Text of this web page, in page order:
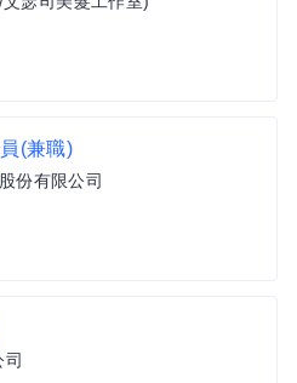
(兼職)
份有限公司